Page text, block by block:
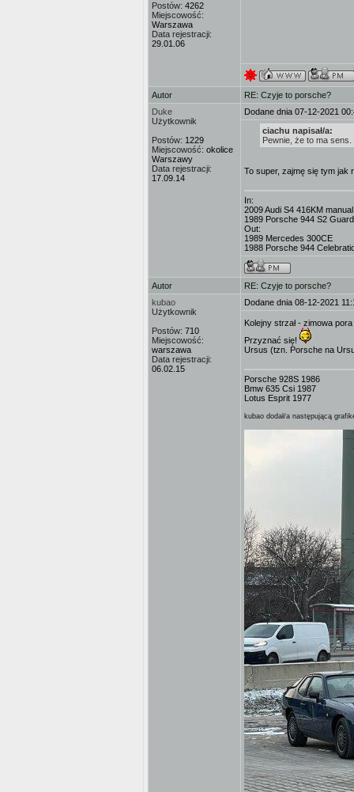
Postów: 4262
Miejscowość:
Warszawa
Data rejestracji:
29.01.06
Autor
RE: Czyje to porsche?
Duke
Użytkownik
Postów: 1229
Miejscowość: okolice
Warszawy
Data rejestracji:
17.09.14
Dodane dnia 07-12-2021
ciachu napisał/a:
Pewnie, że to ma
To super, zajmę się tym jak
In:
2009 Audi S4 416KM
1989 Porsche 944 S2
Out:
1989 Mercedes 300CE
1988 Porsche 944
Autor
RE: Czyje to porsche?
kubao
Użytkownik
Postów: 710
Miejscowość:
warszawa
Data rejestracji:
06.02.15
Dodane dnia 08-12-2021
Kolejny strzał - zimowa
Przyznać się!
Ursus (tzn. Porsche na
Porsche 928S 1986
Bmw 635 Csi 1987
Lotus Esprit 1977
kubao dodał/a następującą